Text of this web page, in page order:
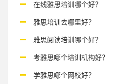
在线雅思培训哪个好？
雅思培训去哪里好？
雅思阅读培训哪个好？
考雅思哪个培训机构好？
学雅思哪个网校好？